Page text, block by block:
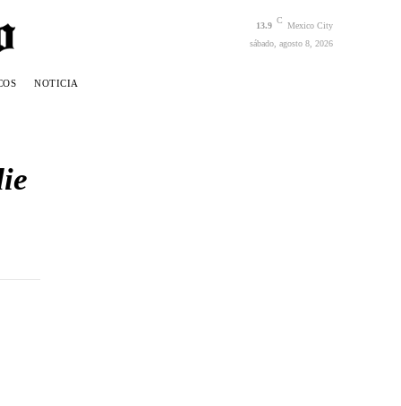
13.9
C
Mexico City
sábado, agosto 8, 2026
NOTICIA